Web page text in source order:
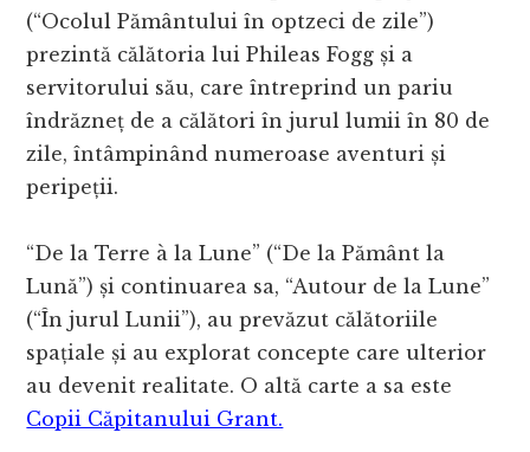
(“Ocolul Pământului în optzeci de zile”)
prezintă călătoria lui Phileas Fogg și a
servitorului său, care întreprind un pariu
îndrăzneț de a călători în jurul lumii în 80 de
zile, întâmpinând numeroase aventuri și
peripeții.
“De la Terre à la Lune” (“De la Pământ la
Lună”) și continuarea sa, “Autour de la Lune”
(“În jurul Lunii”), au prevăzut călătoriile
spațiale și au explorat concepte care ulterior
au devenit realitate. O altă carte a sa este
Copii Căpitanului Grant.